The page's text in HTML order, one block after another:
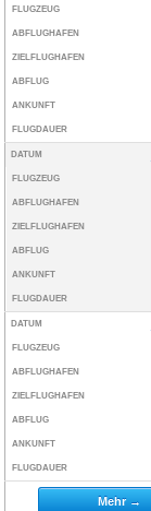
FLUGZEUG
ABFLUGHAFEN
ZIELFLUGHAFEN
ABFLUG
ANKUNFT
FLUGDAUER
DATUM
FLUGZEUG
ABFLUGHAFEN
ZIELFLUGHAFEN
ABFLUG
ANKUNFT
FLUGDAUER
DATUM
FLUGZEUG
ABFLUGHAFEN
ZIELFLUGHAFEN
ABFLUG
ANKUNFT
FLUGDAUER
Mehr →